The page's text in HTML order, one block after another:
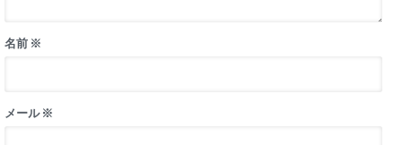
名前 ※
メール※